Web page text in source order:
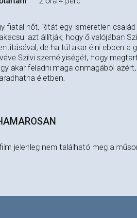
fiatal nőt, Ritát egy ismeretlen
azt állítják, hogy ő valójában
de ha túl akar élni ebben
Szilvi személyiségét, hogy
akar feladni maga önmagából
életben.
jelenleg nem található meg a